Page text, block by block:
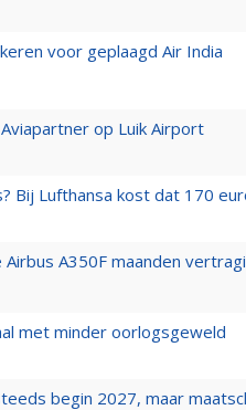
voor geplaagd Air India
op Luik Airport
Bij Lufthansa kost dat 170
A350F maanden
met minder oorlogsgeweld
begin 2027, maar